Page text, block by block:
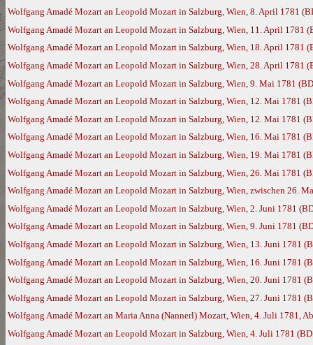
Wolfgang Amadé Mozart an Leopold Mozart in Salzburg, Wien, 8. April 1781
Wolfgang Amadé Mozart an Leopold Mozart in Salzburg, Wien, 11. April 1781
Wolfgang Amadé Mozart an Leopold Mozart in Salzburg, Wien, 18. April 1781
Wolfgang Amadé Mozart an Leopold Mozart in Salzburg, Wien, 28. April 1781
Wolfgang Amadé Mozart an Leopold Mozart in Salzburg, Wien, 9. Mai 1781
Wolfgang Amadé Mozart an Leopold Mozart in Salzburg, Wien, 12. Mai 1781
Wolfgang Amadé Mozart an Leopold Mozart in Salzburg, Wien, 12. Mai 1781
Wolfgang Amadé Mozart an Leopold Mozart in Salzburg, Wien, 16. Mai 1781
Wolfgang Amadé Mozart an Leopold Mozart in Salzburg, Wien, 19. Mai 1781
Wolfgang Amadé Mozart an Leopold Mozart in Salzburg, Wien, 26. Mai 1781
Wolfgang Amadé Mozart an Leopold Mozart in Salzburg, Wien, zwischen 26.
Wolfgang Amadé Mozart an Leopold Mozart in Salzburg, Wien, 2. Juni 1781
Wolfgang Amadé Mozart an Leopold Mozart in Salzburg, Wien, 9. Juni 1781
Wolfgang Amadé Mozart an Leopold Mozart in Salzburg, Wien, 13. Juni 1781
Wolfgang Amadé Mozart an Leopold Mozart in Salzburg, Wien, 16. Juni 1781
Wolfgang Amadé Mozart an Leopold Mozart in Salzburg, Wien, 20. Juni 1781
Wolfgang Amadé Mozart an Leopold Mozart in Salzburg, Wien, 27. Juni 1781
Wolfgang Amadé Mozart an Maria Anna (Nannerl) Mozart, Wien, 4. Juli 1781,
Wolfgang Amadé Mozart an Leopold Mozart in Salzburg, Wien, 4. Juli 1781